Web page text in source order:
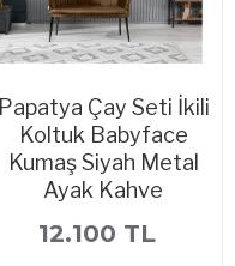
Papatya Çay Seti İkili
Koltuk Babyface
Kumaş Siyah Metal
Ayak Kahve
12.100 TL